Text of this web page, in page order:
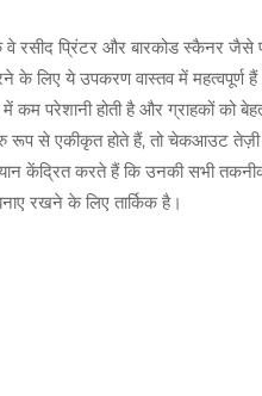
वे रसीद प्रिंटर और बारकोड स्कैनर
के लिए ये उपकरण वास्तव में
परेशानी होती है और ग्राहकों को
रूप से एकीकृत होते हैं, तो चेकआउट
केंद्रित करते हैं कि उनकी सभी
रखने के लिए तार्किक है।